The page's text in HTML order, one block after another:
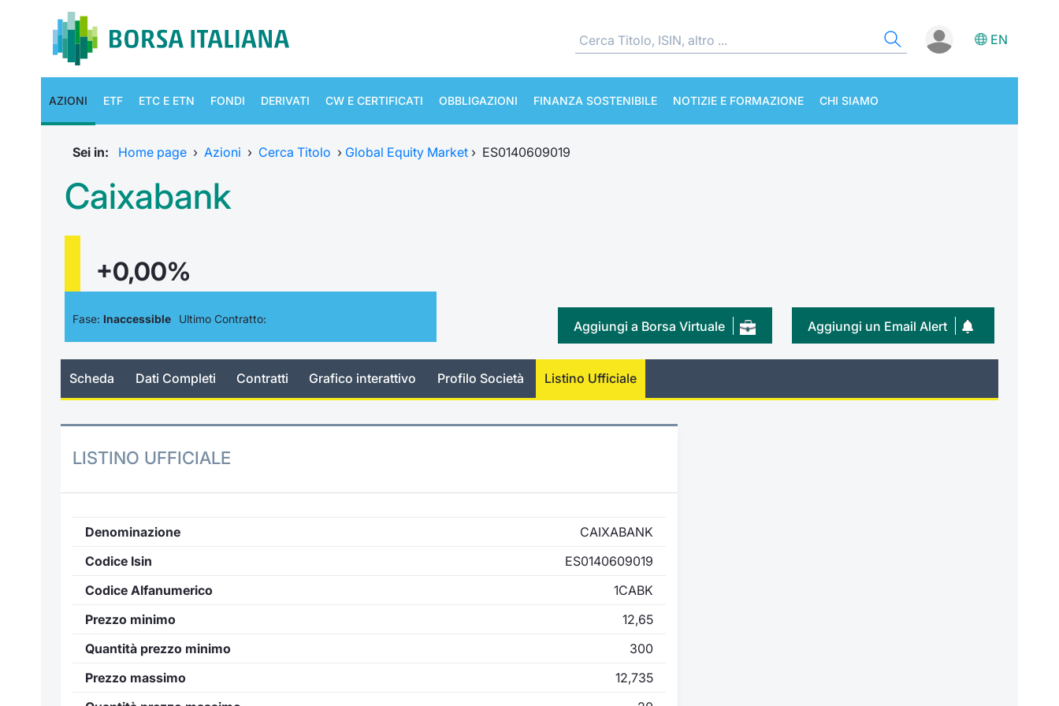
EN
AZIONI ETF ETC E ETN FONDI DERIVATI CW E CERTIFICATI OBBLIGAZIONI FINANZA SOSTENIBILE NOTIZIE E FORMAZIONE CHI SIAMO
Sei in: Home page › Azioni › Cerca Titolo › Global Equity Market › ES0140609019
Caixabank
+0,00%
Fase: Inaccessible Ultimo Contratto: Aggiungi un Email Alert
Aggiungi a Borsa Virtuale
Scheda Dati Completi Contratti Grafico interattivo Profilo Società Listino Ufficiale
LISTINO UFFICIALE
Denominazione
CAIXABANK
Codice Isin
ES0140609019
Codice Alfanumerico
1CABK
Prezzo minimo
12,65
Quantità prezzo minimo
300
Prezzo massimo
12,735